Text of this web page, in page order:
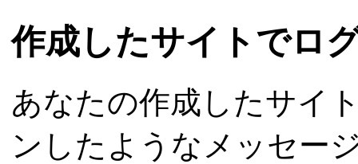
作成したサイトでロ
あなたの作成したサイ
ンしたようなメッセー